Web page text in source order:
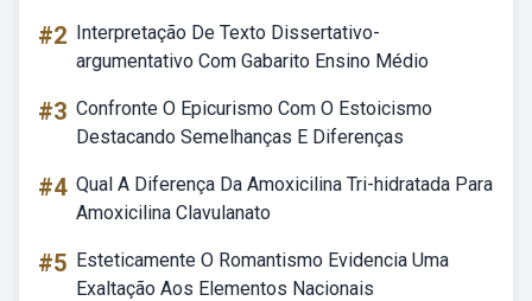
#2 Interpretação De Texto Dissertativo-
argumentativo Com Gabarito Ensino Médio
#3 Confronte O Epicurismo Com O Estoicismo
Destacando Semelhanças E Diferenças
#4 Qual A Diferença Da Amoxicilina Tri-hidratada Para
Amoxicilina Clavulanato
#5 Esteticamente O Romantismo Evidencia Uma
Exaltação Aos Elementos Nacionais